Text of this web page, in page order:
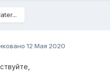
12 Мая 2020